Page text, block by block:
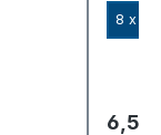
8 x 5
6,50